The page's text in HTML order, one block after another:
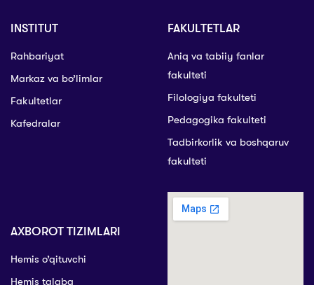
INSTITUT
Rahbariyat
Markaz va bo’limlar
Fakultetlar
Kafedralar
FAKULTETLAR
Aniq va tabiiy fanlar
fakulteti
Filologiya fakulteti
Pedagogika fakulteti
Tadbirkorlik va boshqaruv
fakulteti
AXBOROT TIZIMLARI
Hemis o’qituvchi
Hemis talaba